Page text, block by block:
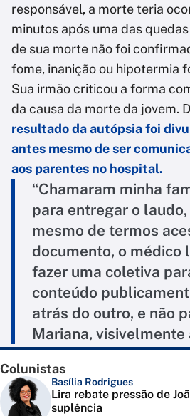
responsável, a morte teria
minutos após uma das
de sua morte não foi
fome, inanição ou hipotermia
Sua irmão criticou a forma
da causa da morte da jovem.
resultado da autópsia foi
antes mesmo de ser
aos parentes no hospital.
“Chamaram minha
para entregar o
mesmo de termos
documento, o médico
fazer uma coletiva
conteúdo
atrás do outro, e não
Mariana, visivelmente
Colunistas
Basília Rodrigues
Lira rebate pressão de
suplência